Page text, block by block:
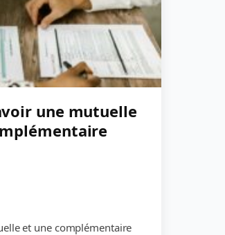
une mutuelle
et une complémentaire